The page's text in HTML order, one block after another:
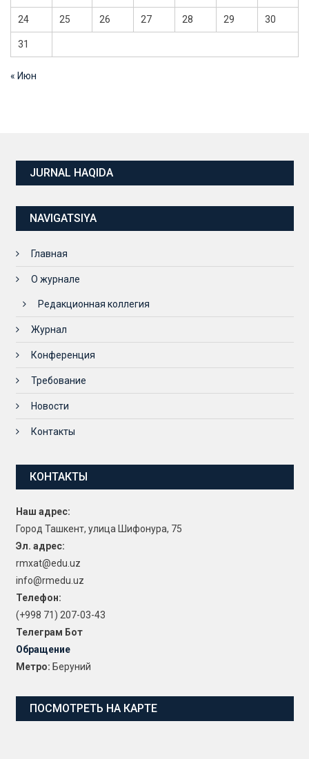
24 25 26 27 28 29 30
31
« Июн
JURNAL HAQIDA
NAVIGATSIYA
Главная
О журнале
Редакционная коллегия
Журнал
Конференция
Требование
Новости
Контакты
КОНТАКТЫ
Наш адрес:
Город Ташкент, улица Шифонура, 75
Эл. адрес:
rmxat@edu.uz
info@rmedu.uz
Телефон:
(+998 71) 207-03-43
Телеграм Бот
Обращение
Метро: Беруний
ПОСМОТРЕТЬ НА КАРТЕ